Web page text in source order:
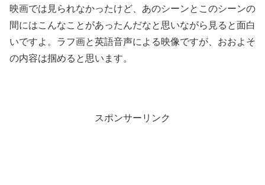
映画では見られなかったけど、あのシーンとこのシーンの
間にはこんなことがあったんだなと思いながら見ると面白
いですよ。ラフ画と英語音声による映像ですが、おおよそ
の内容は掴めると思います。
スポンサーリンク